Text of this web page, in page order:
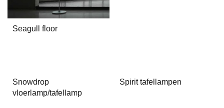
Seagull floor
Snowdrop
vloerlamp/tafellamp
Spirit tafellampen